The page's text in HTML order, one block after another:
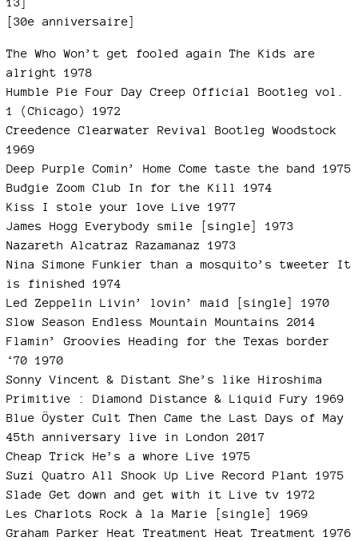
[30e anniversaire]
The Who Won’t get fooled again The Kids are
alright 1978
Humble Pie Four Day Creep Official Bootleg vol.
1 (Chicago) 1972
Creedence Clearwater Revival Bootleg Woodstock
1969
Deep Purple Comin’ Home Come taste the band 1975
Budgie Zoom Club In for the Kill 1974
Kiss I stole your love Live 1977
James Hogg Everybody smile [single] 1973
Nazareth Alcatraz Razamanaz 1973
Nina Simone Funkier than a mosquito’s tweeter It
is finished 1974
Led Zeppelin Livin’ lovin’ maid [single] 1970
Slow Season Endless Mountain Mountains 2014
Flamin’ Groovies Heading for the Texas border
‘70 1970
Sonny Vincent & Distant She’s like Hiroshima
Primitive : Diamond Distance & Liquid Fury 1969
Blue Öyster Cult Then Came the Last Days of May
45th anniversary live in London 2017
Cheap Trick He’s a whore Live 1975
Suzi Quatro All Shook Up Live Record Plant 1975
Slade Get down and get with it Live tv 1972
Les Charlots Rock à la Marie [single] 1969
Graham Parker Heat Treatment Heat Treatment 1976